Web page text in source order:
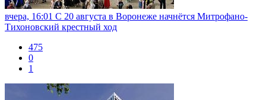
вчера, 16:01 С 20 августа в Воронеже начнётся Митрофано-
Тихоновский крестный ход
475
0
1